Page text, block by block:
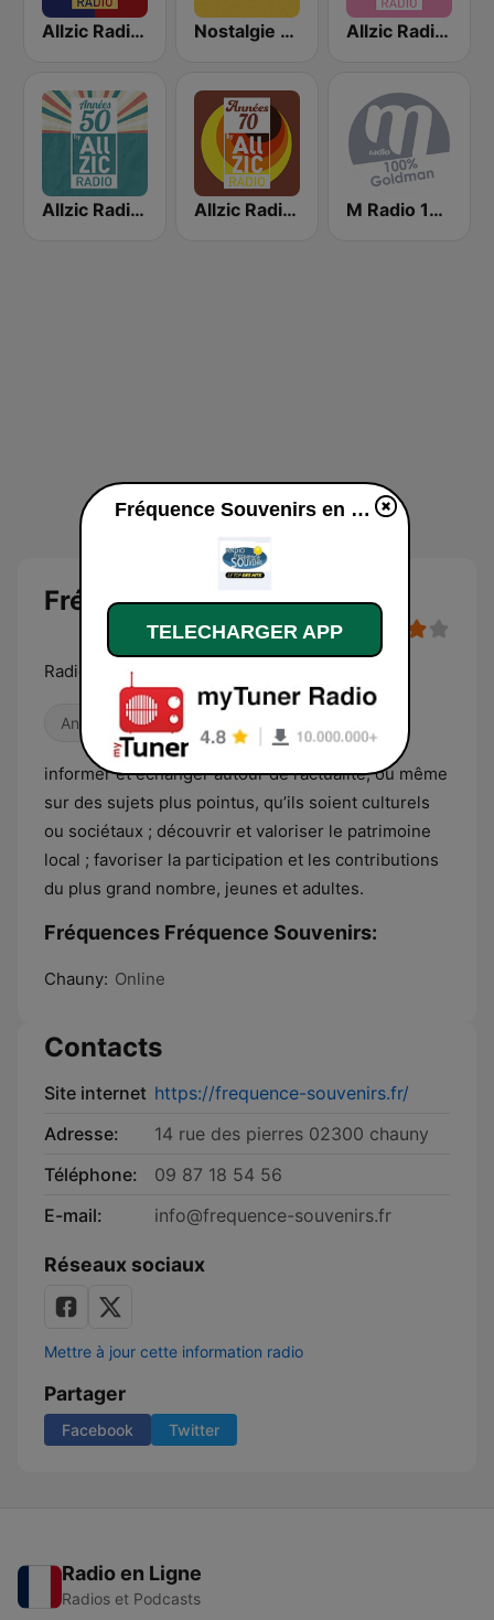
Allzic Radio GOLD Français Nostalgie Johnny Hallyday Allzic Radio ENFANTS 0/4 ANS
Allzic Radio Années 50 Allzic Radio Années 70 M Radio 100% Goldman
Fréquence Souvenirs
Radio Fréquence Souvenirs le top des hits
Années 80 Old School
informer et échanger autour de l’actualité, ou même
sur des sujets plus pointus, qu’ils soient culturels
ou sociétaux ; découvrir et valoriser le patrimoine
local ; favoriser la participation et les contributions
du plus grand nombre, jeunes et adultes.
Fréquences Fréquence Souvenirs:
Chauny: Online
Contacts
Site internet https://frequence-souvenirs.fr/
Adresse:
14 rue des pierres 02300 chauny
Téléphone:
09 87 18 54 56
E-mail:
info@frequence-souvenirs.fr
Réseaux sociaux
Mettre à jour cette information radio
Partager
Facebook Twitter
Radio en Ligne
Radios et Podcasts
Fréquence Souvenirs en ligne
TELECHARGER APP